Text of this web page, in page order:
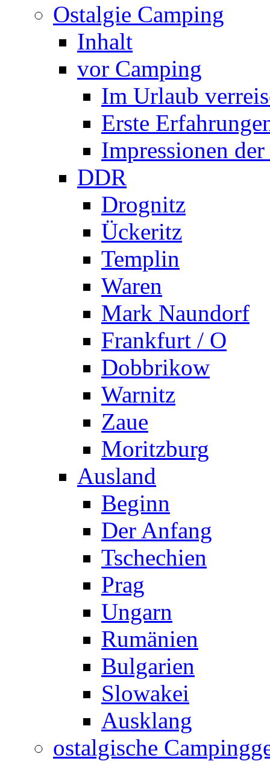
Ostalgie Camping
Inhalt
vor Camping
Im Urlaub
Erste
Impressionen
DDR
Drognitz
Ückeritz
Templin
Waren
Mark Naundorf
Frankfurt / O
Dobbrikow
Warnitz
Zaue
Moritzburg
Ausland
Beginn
Der Anfang
Tschechien
Prag
Ungarn
Rumänien
Bulgarien
Slowakei
Ausklang
ostalgische